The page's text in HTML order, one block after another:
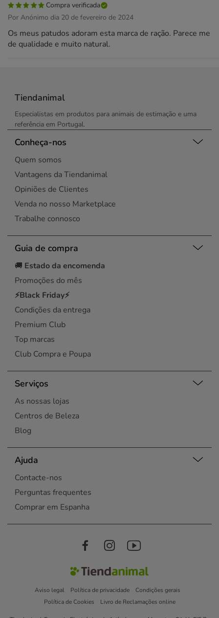
Compra verificada
Por Anónimo dia 20 de fevereiro de 2024
Os meus patudos adoram esta marca de ração. Parece me
de qualidade e muito natural.
Tiendanimal
Especialistas em produtos para animais de estimação e uma
referência em Portugal.
Conheça-nos
Quem somos
Vantagens da Tiendanimal
Opiniões de Clientes
Venda no nosso Marketplace
Trabalhe connosco
Guia de compra
🚚 Estado da encomenda
Promoções do mês
⚡Black Friday⚡
Condições da entrega
Premium Club
Top marcas
Club Compra e Poupa
Serviços
As nossas lojas
Centros de Beleza
Blog
Ajuda
Contacte-nos
Perguntas frequentes
Comprar em Espanha
Aviso legal Política de privacidade
Condições gerais
Política de Cookies
Livro de Reclamações online